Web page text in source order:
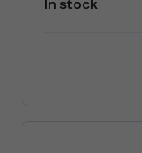
In stock